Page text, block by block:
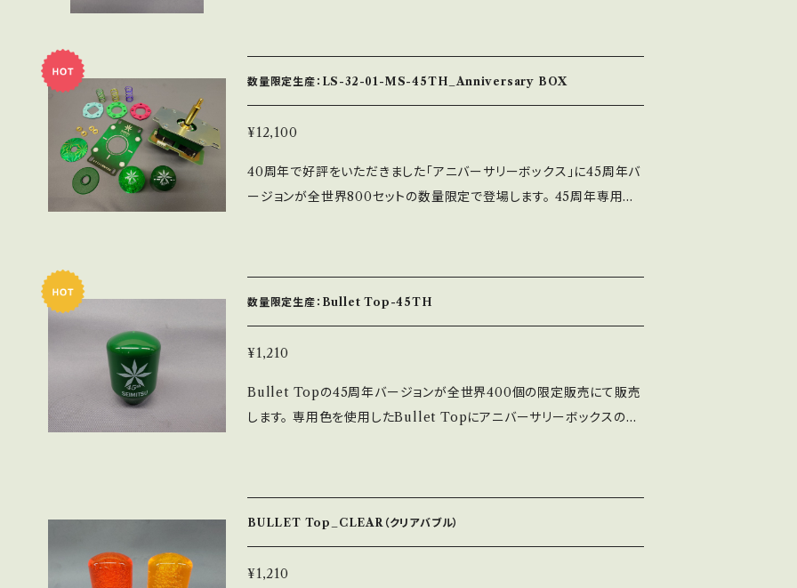
られます） ※ファストン端子仕様ですので、コネクタ接続する際は変換
数量限定生産：LS-32-01-MS-45TH_Anniversary BOX
¥12,100
40周年で好評をいただきました「アニバーサリーボックス」に45周年バ
ージョンが全世界800セットの数量限定で登場します。 45周年専用色
認できます（日本語、英語、中国語、フランス語）
数量限定生産：Bullet Top-45TH
¥1,210
Bullet Topの45周年バージョンが全世界400個の限定販売にて販売
します。 専用色を使用したBullet Topにアニバーサリーボックスの内
BULLET Top_CLEAR（クリアバブル）
¥1,210